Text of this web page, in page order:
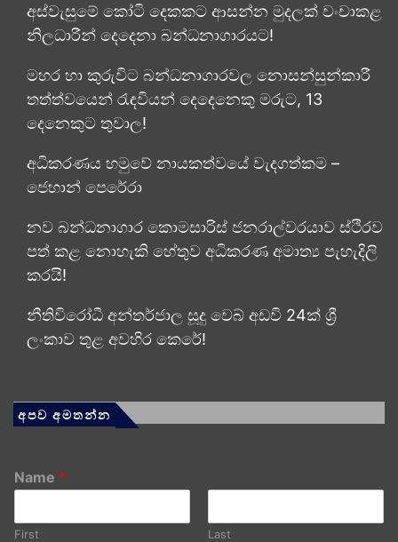
අස්වැසුමේ කෝටි දෙකකට ආසන්න මුදලක් වංචාකළ
නිලධාරීන් දෙදෙනා බන්ධනාගාරයට!
මහර හා කුරුවිට බන්ධනාගාරවල නොසන්සුන්කාරී
තත්ත්වයෙන් රැඳවියන් දෙදෙනෙකු මරුට, 13
දෙනෙකුට තුවාල!
අධිකරණය හමුවේ නායකත්වයේ වැදගත්කම –
ජෙහාන් පෙරේරා
නව බන්ධනාගාර කොමසාරිස් ජනරාල්වරයාව ස්ථිරව
පත් කළ නොහැකි හේතුව අධිකරණ අමාත්‍ය පැහැදිලි
කරයි!
නීතිවිරෝධී අන්තර්ජාල සූදු වෙබ් අඩවි 24ක් ශ්‍රී
ලංකාව තුළ අවහිර කෙරේ!
අපව අමතන්න
Name *
First Last